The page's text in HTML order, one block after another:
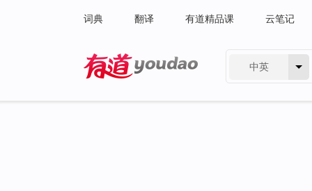
词典 翻译 有道精品课 云笔记
中英